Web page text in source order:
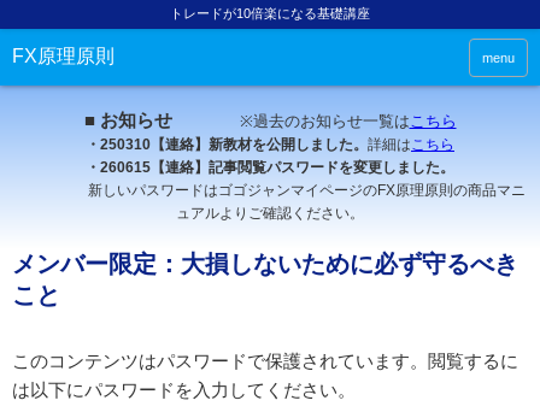
トレードが10倍楽になる基礎講座
FX原理原則 menu
■ お知らせ ※過去のお知らせ一覧はこちら
・250310【連絡】新教材を公開しました。 詳細はこちら
・260615【連絡】記事閲覧パスワードを変更しました。
新しいパスワードはゴゴジャンマイページのFX原理原則の商品マニ
ュアルよりご確認ください。
メンバー限定：大損しないために必ず守るべき
こと
このコンテンツはパスワードで保護されています。閲覧するに
は以下にパスワードを入力してください。